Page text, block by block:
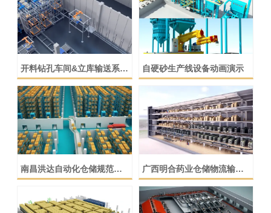
开料钻孔车间&立库输送系统
动画演示
自硬砂生产线设备动画演示
南昌洪达自动化仓储规范动
画演示
广西明合药业仓储物流输送
分拣系统动画演示